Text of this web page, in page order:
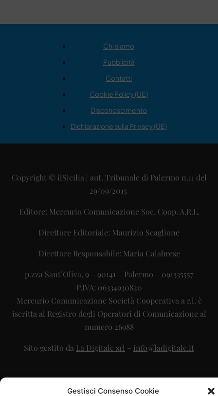
Gestisci Consenso Cookie
Chi siamo
Pubblicità
Contatti
Cookie Policy (UE)
Disconoscimento
Dichiarazione sulla Privacy (UE)
Copyright © ilSicilia | aut. Tribunale di Palermo n.11 del
29/09/2015
Editore: Mercurio Comunicazione Soc. Coop. A.R.L.
Direttore Editoriale: Maurizio Scaglione
Direttore Responsabile: Maria Calabrese
p.zza Sant’Oliva, 9 – 90141 – Palermo – 091335557
P.IVA: 06334930820
Mercurio Comunicazione Società Cooperativa a r.l. è
iscritta al Registro degli Operatori di Comunicazione al
numero 26988
Sito gestito da La Digitale srl – info@ladigitale.it